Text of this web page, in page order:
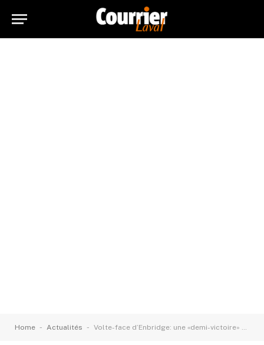
Home - Actualités - Volte-face d’Enbridge: une «demi-victoire» selon OLEA